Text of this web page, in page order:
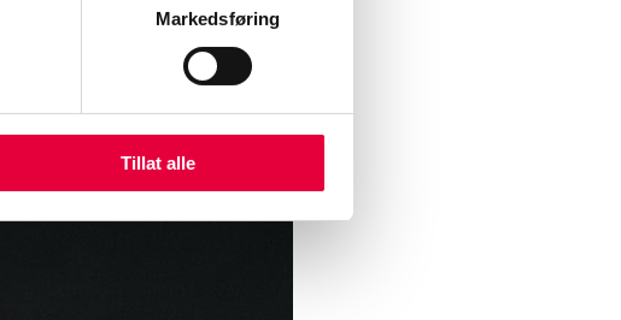
Markedsføring
Tillat alle